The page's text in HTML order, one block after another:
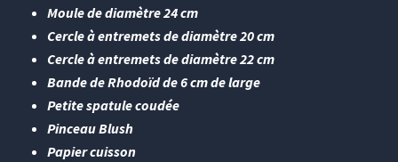
Moule de diamètre 24 cm
Cercle à entremets de diamètre 20 cm
Cercle à entremets de diamètre 22 cm
Bande de Rhodoïd de 6 cm de large
Petite spatule coudée
Pinceau Blush
Papier cuisson